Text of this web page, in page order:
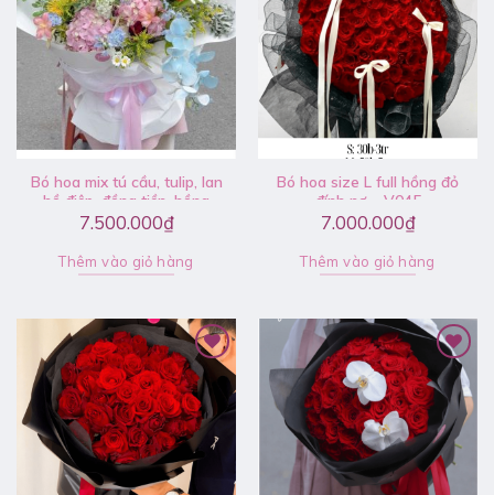
Bó hoa mix tú cầu, tulip, lan
hồ điệp, đồng tiền, hồng
chùm, tiểu Delphin – V071
7.500.000₫
Thêm vào giỏ hàng
Bó hoa size L full hồng đỏ
đính nơ – V045
7.000.000₫
Thêm vào giỏ hàng